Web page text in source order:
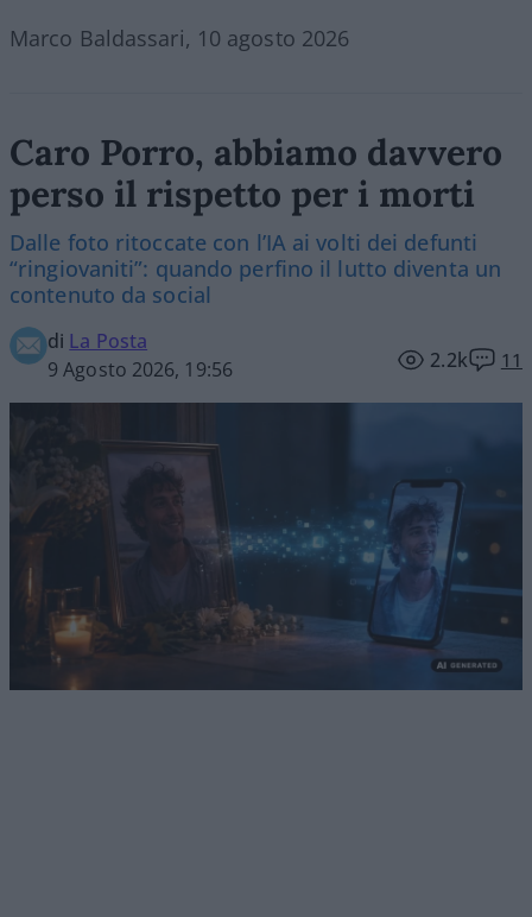
Marco Baldassari, 10 agosto 2026
Caro Porro, abbiamo davvero
perso il rispetto per i morti
Dalle foto ritoccate con l’IA ai volti dei defunti
“ringiovaniti”: quando perfino il lutto diventa un
contenuto da social
di La Posta
9 Agosto 2026, 19:56
2.2k 11